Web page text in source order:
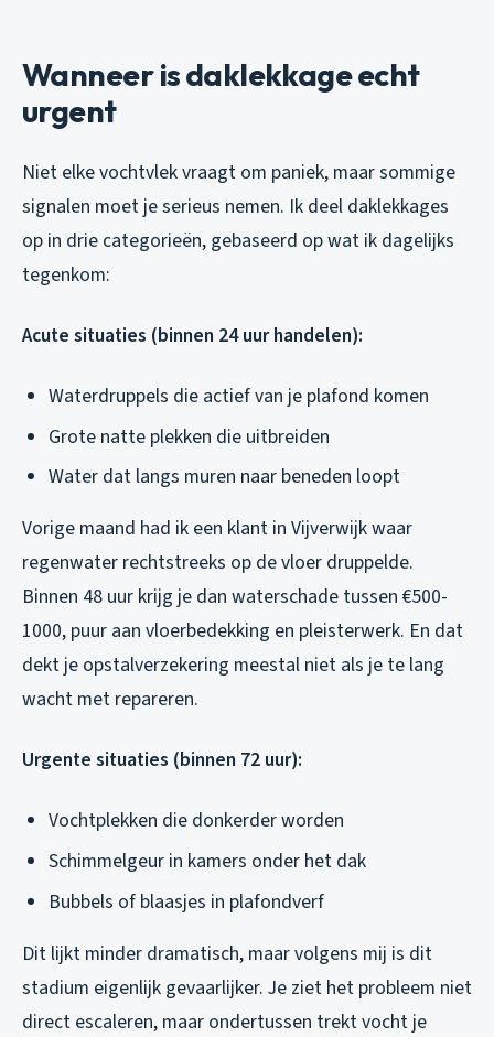
Wanneer is daklekkage echt
urgent
Niet elke vochtvlek vraagt om paniek, maar sommige
signalen moet je serieus nemen. Ik deel daklekkages
op in drie categorieën, gebaseerd op wat ik dagelijks
tegenkom:
Acute situaties (binnen 24 uur handelen):
Waterdruppels die actief van je plafond komen
Grote natte plekken die uitbreiden
Water dat langs muren naar beneden loopt
Vorige maand had ik een klant in Vijverwijk waar
regenwater rechtstreeks op de vloer druppelde.
Binnen 48 uur krijg je dan waterschade tussen €500-
1000, puur aan vloerbedekking en pleisterwerk. En dat
dekt je opstalverzekering meestal niet als je te lang
wacht met repareren.
Urgente situaties (binnen 72 uur):
Vochtplekken die donkerder worden
Schimmelgeur in kamers onder het dak
Bubbels of blaasjes in plafondverf
Dit lijkt minder dramatisch, maar volgens mij is dit
stadium eigenlijk gevaarlijker. Je ziet het probleem niet
direct escaleren, maar ondertussen trekt vocht je